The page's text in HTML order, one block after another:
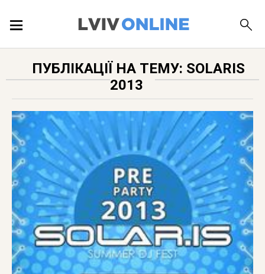
ПУБЛІКАЦІЇ
ДОВІДКА
ПУБЛІКАЦІЇ НА ТЕМУ: SOLARIS
2013